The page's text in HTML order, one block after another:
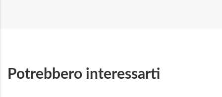
Potrebbero interessarti